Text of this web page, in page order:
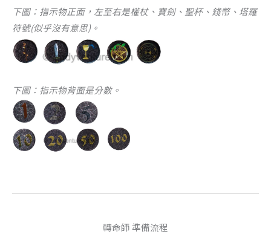
下圖：指示物正面，左至右是權杖、寶劍、聖杯、錢幣、塔羅
符號(似乎沒有意思)。
下圖：指示物背面是分數。
轉命師 準備流程